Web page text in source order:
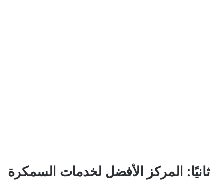
ثانيًا: المركز الأفضل لخدمات السمكرة